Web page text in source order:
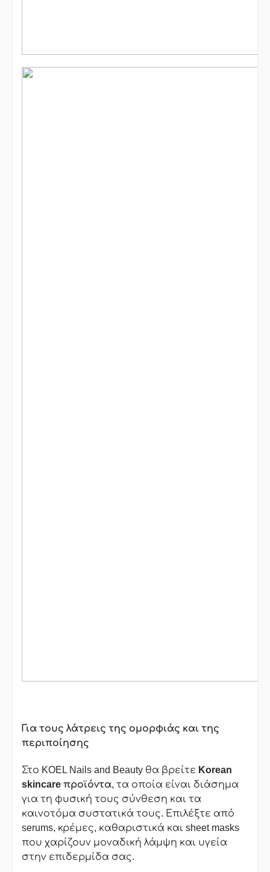
Για τους λάτρεις της ομορφιάς και της
περιποίησης
Στο KOEL Nails and Beauty θα βρείτε Korean
skincare προϊόντα, τα οποία είναι διάσημα
για τη φυσική τους σύνθεση και τα
καινοτόμα συστατικά τους. Επιλέξτε από
serums, κρέμες, καθαριστικά και sheet masks
που χαρίζουν μοναδική λάμψη και υγεία
στην επιδερμίδα σας.